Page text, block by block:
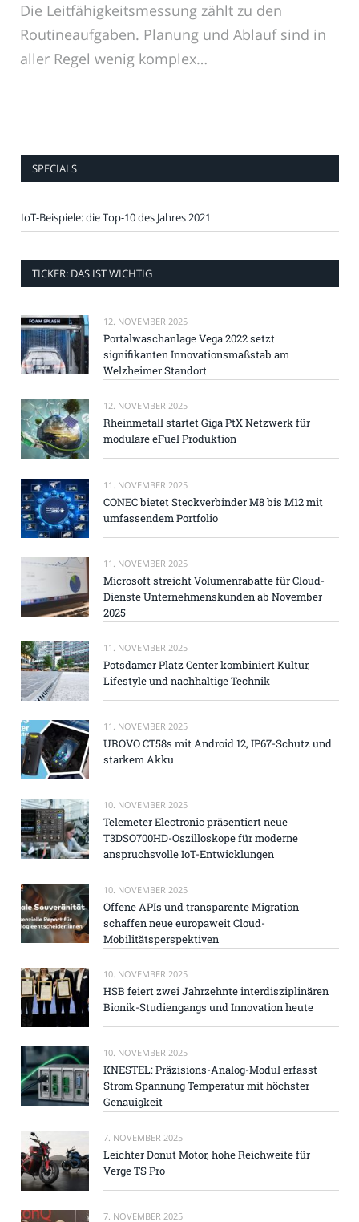
Die Leitfähigkeitsmessung zählt zu den
Routineaufgaben. Planung und Ablauf sind in
aller Regel wenig komplex…
SPECIALS
IoT-Beispiele: die Top-10 des Jahres 2021
TICKER: DAS IST WICHTIG
12. NOVEMBER 2025
Portalwaschanlage Vega 2022 setzt
signifikanten Innovationsmaßstab am
Welzheimer Standort
12. NOVEMBER 2025
Rheinmetall startet Giga PtX Netzwerk für
modulare eFuel Produktion
11. NOVEMBER 2025
CONEC bietet Steckverbinder M8 bis M12 mit
umfassendem Portfolio
11. NOVEMBER 2025
Microsoft streicht Volumenrabatte für Cloud-
Dienste Unternehmenskunden ab November
2025
11. NOVEMBER 2025
Potsdamer Platz Center kombiniert Kultur,
Lifestyle und nachhaltige Technik
11. NOVEMBER 2025
UROVO CT58s mit Android 12, IP67-Schutz und
starkem Akku
10. NOVEMBER 2025
Telemeter Electronic präsentiert neue
T3DSO700HD-Oszilloskope für moderne
anspruchsvolle IoT-Entwicklungen
10. NOVEMBER 2025
Offene APIs und transparente Migration
schaffen neue europaweit Cloud-
Mobilitätsperspektiven
10. NOVEMBER 2025
HSB feiert zwei Jahrzehnte interdisziplinären
Bionik-Studiengangs und Innovation heute
10. NOVEMBER 2025
KNESTEL: Präzisions-Analog-Modul erfasst
Strom Spannung Temperatur mit höchster
Genauigkeit
7. NOVEMBER 2025
Leichter Donut Motor, hohe Reichweite für
Verge TS Pro
7. NOVEMBER 2025